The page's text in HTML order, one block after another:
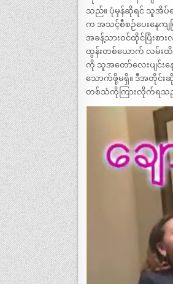
သည်။ ပုံမှန်ဆိုရင် သူအိပ်
က အသင့်စီစဉ်ပေးနေကျဖ
အခန့်သားဝင်ထိုင်ပြီးစ
ထွန်းတစ်ယောက် လမ်းထိ
ကို သူအတော်လေးပျင်း
သောက်ဖို့မရှိ။ ဒီအတိုင်းဆို
တစ်သံကိုကြားလိုက်ရသ